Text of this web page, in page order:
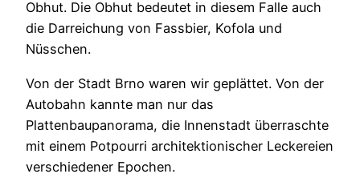
Obhut. Die Obhut bedeutet in diesem Falle auch
die Darreichung von Fassbier, Kofola und
Nüsschen.
Von der Stadt Brno waren wir geplättet. Von der
Autobahn kannte man nur das
Plattenbaupanorama, die Innenstadt überraschte
mit einem Potpourri architektionischer Leckereien
verschiedener Epochen.